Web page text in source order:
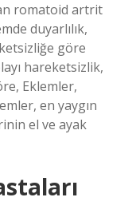
romatoid artrit
duyarlılık,
göre
hareketsizlik,
Eklemler,
en yaygın
el ve ayak